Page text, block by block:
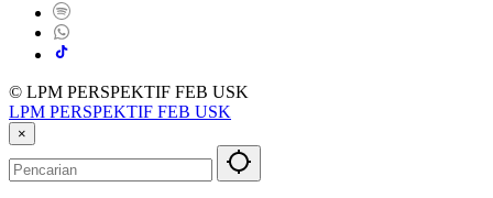
© LPM PERSPEKTIF FEB USK
LPM PERSPEKTIF FEB USK
×